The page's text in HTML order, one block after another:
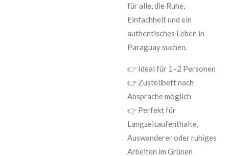
für alle, die Ruhe,
Einfachheit und ein
authentisches Leben in
Paraguay suchen.
👉 Ideal für 1–2 Personen
👉 Zustellbett nach
Absprache möglich
👉 Perfekt für
Langzeitaufenthalte,
Auswanderer oder ruhiges
Arbeiten im Grünen